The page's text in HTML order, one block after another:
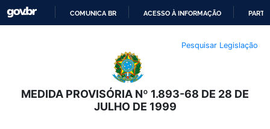
O
CONTEÚDO
COMUNICA BR ACESSO À INFORMAÇÃO
Pesquisar Legislação
MEDIDA PROVISÓRIA Nº 1.893-68 DE 28 DE
JULHO DE 1999